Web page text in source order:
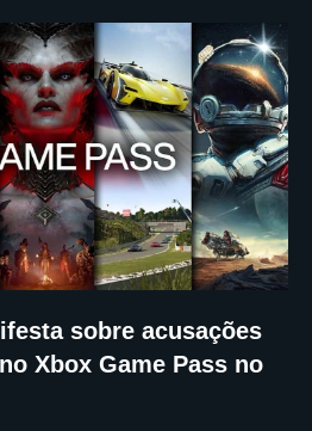
sobre acusações
Xbox Game Pass no